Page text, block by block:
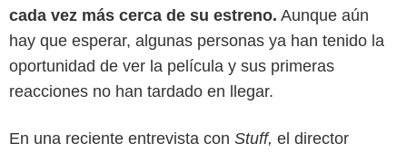
cada vez más cerca de su estreno. Aunque aún
hay que esperar, algunas personas ya han tenido la
oportunidad de ver la película y sus primeras
reacciones no han tardado en llegar.
En una reciente entrevista con Stuff, el director